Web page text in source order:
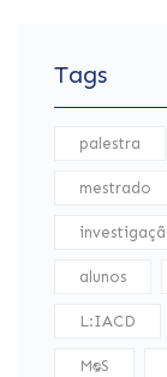
Tags
palestra
mestrado
alunos
L:IACD
M:DS